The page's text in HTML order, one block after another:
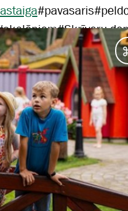
#pavasaris#
skolēniem#Skrīveru
#Vidzeme#vienas